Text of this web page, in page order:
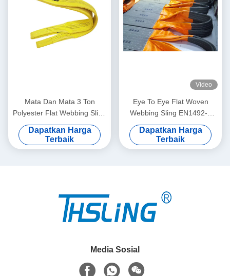
Mata Dan Mata 3 Ton
Polyester Flat Webbing Sling
Rambut Kuning Ringan
Dapatkan Harga
Terbaik
Video
Eye To Eye Flat Woven
Webbing Sling EN1492-1
2000 WLL 10T Dengan
Laboel Biru
Dapatkan Harga
Terbaik
Media Sosial